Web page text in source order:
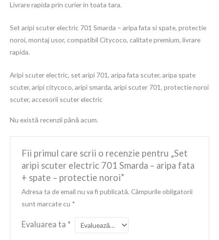
Livrare rapida prin curier in toata tara.
Set aripi scuter electric 701 Smarda – aripa fata si spate, protectie
noroi, montaj usor, compatibil Citycoco, calitate premium, livrare
rapida.
Aripi scuter electric, set aripi 701, aripa fata scuter, aripa spate
scuter, aripi citycoco, aripi smarda, aripi scuter 701, protectie noroi
scuter, accesorii scuter electric
Nu există recenzii până acum.
Fii primul care scrii o recenzie pentru „Set
aripi scuter electric 701 Smarda – aripa fata
+ spate – protectie noroi”
Adresa ta de email nu va fi publicată. Câmpurile obligatorii
sunt marcate cu *
Evaluarea ta *